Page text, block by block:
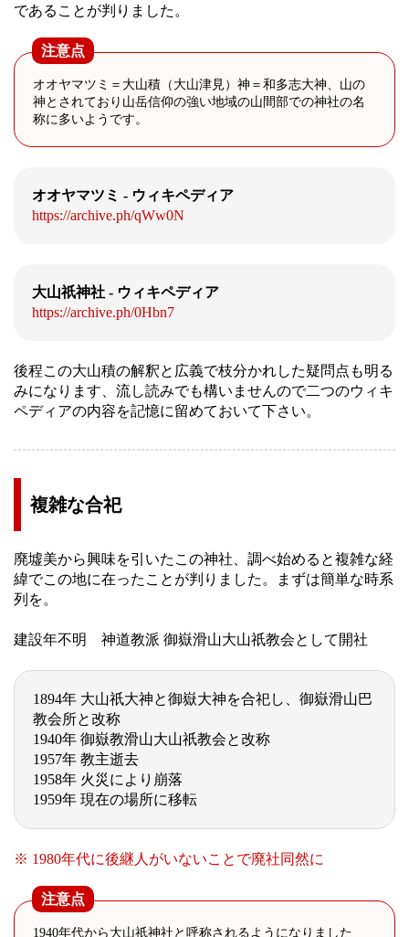
であることが判りました。
注意点
オオヤマツミ＝大山積（大山津見）神＝和多志大神、山の
神とされており山岳信仰の強い地域の山間部での神社の名
称に多いようです。
オオヤマツミ - ウィキペディア
https://archive.ph/qWw0N
大山祇神社 - ウィキペディア
https://archive.ph/0Hbn7
後程この大山積の解釈と広義で枝分かれした疑問点も明る
みになります、流し読みでも構いませんので二つのウィキ
ペディアの内容を記憶に留めておいて下さい。
複雑な合祀
廃墟美から興味を引いたこの神社、調べ始めると複雑な経
緯でこの地に在ったことが判りました。まずは簡単な時系
列を。
建設年不明 神道教派 御嶽滑山大山祇教会として開社
1894年 大山祇大神と御嶽大神を合祀し、御嶽滑山巴
教会所と改称
1940年 御嶽教滑山大山祇教会と改称
1957年 教主逝去
1958年 火災により崩落
1959年 現在の場所に移転
※ 1980年代に後継人がいないことで廃社同然に
注意点
1940年代から大山祇神社と呼称されるようになりました